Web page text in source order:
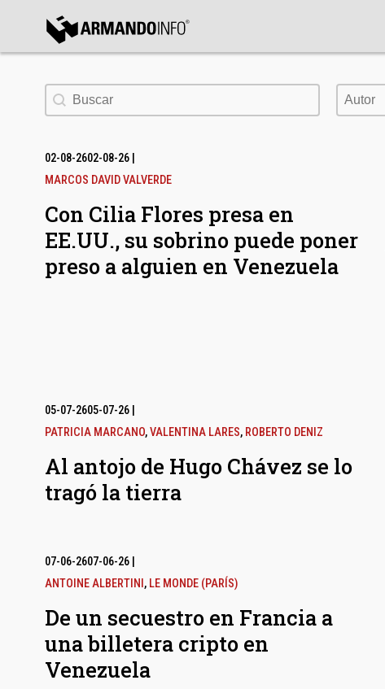
Buscar Autor
Autor
02-08-2602-08-26|
MARCOS DAVID VALVERDE
Con Cilia Flores presa en
EE.UU., su sobrino puede poner
preso a alguien en Venezuela
05-07-2605-07-26|
PATRICIA MARCANO,VALENTINA LARES, ROBERTO DENIZ
Al antojo de Hugo Chávez se lo
tragó la tierra
07-06-2607-06-26|
ANTOINE ALBERTINI , LE MONDE (PARÍS)
De un secuestro en Francia a
una billetera cripto en
Venezuela